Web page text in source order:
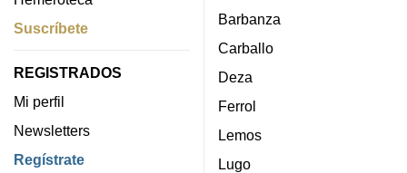
Suscríbete
REGISTRADOS
Mi perfil
Newsletters
Regístrate
Barbanza
Carballo
Deza
Ferrol
Lemos
Lugo